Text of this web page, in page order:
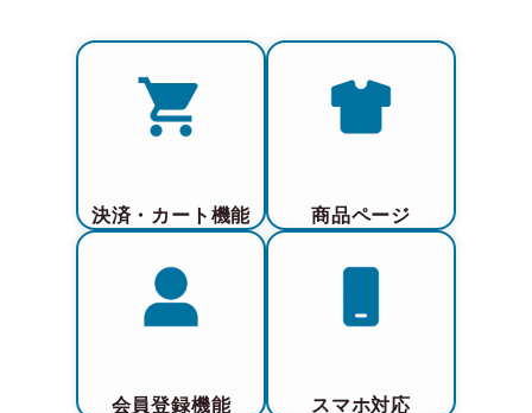
決済・カート機能 商品ページ
会員登録機能 スマホ対応